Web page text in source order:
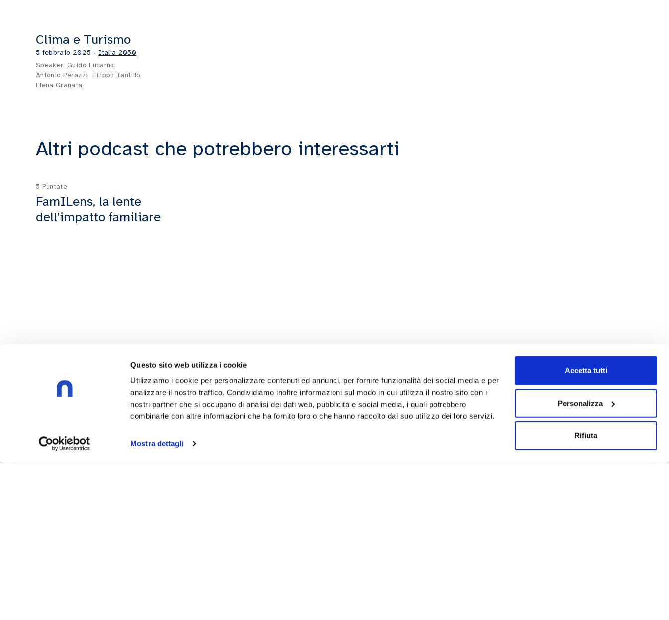
Questo sito web utilizza i cookie
Utilizziamo i cookie per personalizzare contenuti ed annunci, per fornire funzionalità dei social media e per
analizzare il nostro traffico. Condividiamo inoltre informazioni sul modo in cui utilizza il nostro sito con i
nostri partner che si occupano di analisi dei dati web, pubblicità e social media, i quali potrebbero
combinarle con altre informazioni che ha fornito loro o che hanno raccolto dal suo utilizzo dei loro servizi.
Mostra dettagli
Accetta tutti
Personalizza
Rifiuta
Clima e Turismo
5 febbraio 2025 - Italia 2050
Speaker:Guido Lucarno
Antonio Perazzi
Filippo Tantillo
Elena Granata
Altri podcast che potrebbero interessarti
5 Puntate
FamILens, la lente
dell’impatto familiare